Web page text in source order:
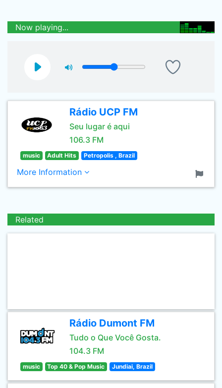
Now playing...
Rádio UCP FM
Seu lugar é aqui
106.3 FM
music Adult Hits Petropolis , Brazil
More Information
Related
Rádio Dumont FM
Tudo o Que Você Gosta.
104.3 FM
music Top 40 & Pop Music Jundiai, Brazil